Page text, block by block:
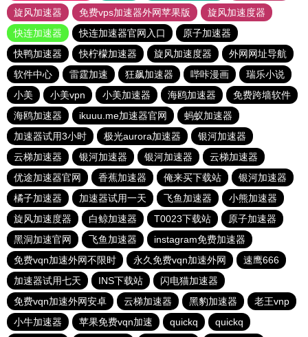
旋风加速器
免费vps加速器外网苹果版
旋风加速度器
快连加速器
快连加速器官网入口
原子加速器
快鸭加速器
快柠檬加速器 旋风加速度器
外网网址导航
软件中心
雷霆加速 狂飙加速器 哔咔漫画
瑞乐小说
小美
小美vpn 小美加速器 海鸥加速器
免费跨墙软件
海鸥加速器
ikuuu.me加速器官网
蚂蚁加速器
加速器试用3小时
极光aurora加速器
银河加速器
云梯加速器
银河加速器 银河加速器
云梯加速器
优途加速器官网
香蕉加速器 俺来买下载站
银河加速器
橘子加速器
加速器试用一天 飞鱼加速器
小熊加速器
旋风加速度器
白鲸加速器 T0023下载站
原子加速器
黑洞加速官网
飞鱼加速器
instagram免费加速器
免费vqn加速外网不限时
永久免费vqn加速外网
速鹰666
加速器试用七天
INS下载站
闪电猫加速器
免费vqn加速外网安卓
云梯加速器 黑豹加速器
老王vnp
小牛加速器
苹果免费vqn加速 quickq quickq